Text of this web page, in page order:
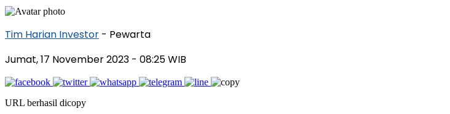
Tim Harian Investor - Pewarta
Jumat, 17 November 2023 - 08:25 WIB
URL berhasil dicopy